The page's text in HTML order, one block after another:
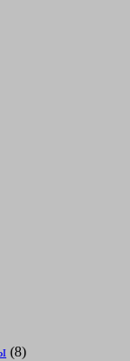
(8)